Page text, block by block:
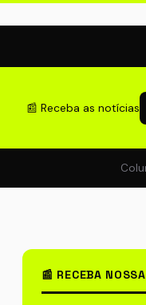
📰 Receba as notícias
📰 RECEBA